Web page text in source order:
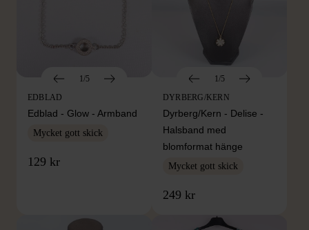
1/5
EDBLAD
Edblad - Glow - Armband
Mycket gott skick
129 kr
1/5
DYRBERG/KERN
Dyrberg/Kern - Delise -
Halsband med
blomformat hänge
Mycket gott skick
249 kr